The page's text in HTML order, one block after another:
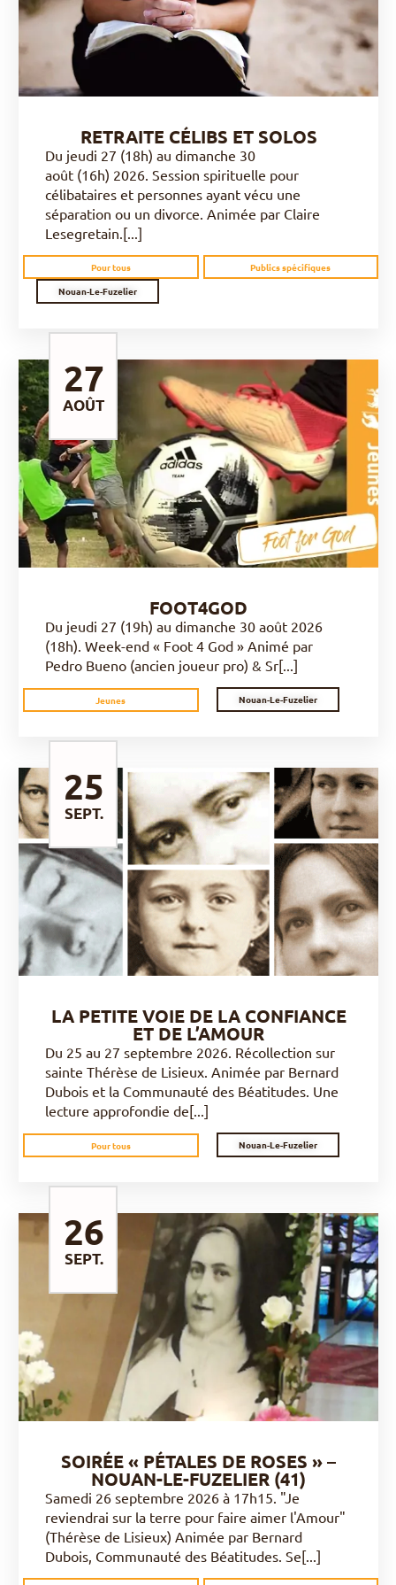
RETRAITE CÉLIBS ET SOLOS
Du jeudi 27 (18h) au dimanche 30
août (16h) 2026. Session spirituelle pour
célibataires et personnes ayant vécu une
séparation ou un divorce. Animée par Claire
Lesegretain.[...]
Pour tous
Publics spécifiques
Nouan-Le-Fuzelier
AOÛT
DÉCOUVRIR
FOOT4GOD
Du jeudi 27 (19h) au dimanche 30 août 2026
(18h). Week-end « Foot 4 God » Animé par
Pedro Bueno (ancien joueur pro) & Sr[...]
Jeunes Nouan-Le-Fuzelier
27
SEPT.
DÉCOUVRIR
LA PETITE VOIE DE LA CONFIANCE
ET DE L’AMOUR
Du 25 au 27 septembre 2026. Récollection sur
sainte Thérèse de Lisieux. Animée par Bernard
Dubois et la Communauté des Béatitudes. Une
lecture approfondie de[...]
Pour tous Nouan-Le-Fuzelier
25
SEPT.
DÉCOUVRIR
SOIRÉE « PÉTALES DE ROSES » –
NOUAN-LE-FUZELIER (41)
Samedi 26 septembre 2026 à 17h15. "Je
reviendrai sur la terre pour faire aimer l'Amour"
(Thérèse de Lisieux) Animée par Bernard
Dubois, Communauté des Béatitudes. Se[...]
26